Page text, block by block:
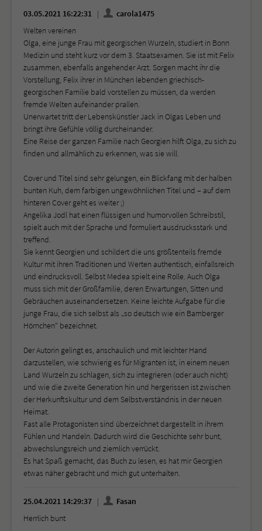
03.05.2021 16:22:31
carola1475
Welten vereinen
Olga, eine junge Frau mit georgischen Wurzeln, studiert in Bonn
Medizin und steht kurz vor dem 3. Staatsexamen. Sie ist mit Felix
zusammen, ebenfalls angehender Arzt. Sorgen macht ihr die
Vorstellung, Felix ihrer in München lebenden griechisch-
georgischen Familie bald vorstellen zu müssen, da werden
fremde Welten aufeinander prallen.
Unerwartet tritt der Lebenskünstler Jack in Olgas Leben und
bringt ihre Gefühle völlig durcheinander.
Eine Reise der ganzen Familie nach Georgien hilft Olga, zu sich zu
finden und allmählich zu erkennen, was sie will.
Cover und Titel sind sehr gelungen, ein Blickfang mit der halben
bunten Kuh, dem farbigen ungewöhnlichen Titel und – auf dem
hinteren Cover geht es weiter ;)
Angelika Jodl hat einen flüssigen und humorvollen Schreibstil,
spielt auch mit der Sprache und formuliert ausdrucksstark und
treffend.
Sie kennt Georgien und schildert die uns größtenteils fremde
Kultur mit ihren Traditionen und Werten authentisch, einfallsreich
und eindrucksvoll. Selbst Medea spielt eine Rolle. Auch Olga
muss sich mit der Großfamilie, deren Erwartungen, Sitten und
Gebräuchen auseinandersetzen. Keine leichte Aufgabe für die
junge Frau, die sich selbst als „so deutsch wie ein Bamberger
Hörnchen“ bezeichnet.
Der Autorin gelingt es, anschaulich und mit leichter Hand
darzustellen, wie schwierig es für Migranten ist, in einem neuen
Land Wurzeln zu schlagen, sich zu integrieren (oder auch nicht)
und wie die zweite Generation hin und hergerissen ist zwischen
der Herkunftskultur und dem Selbstverständnis in der neuen
Heimat.
Fast alle Protagonisten sind überzeichnet dargestellt in ihrem
Fühlen und Handeln. Dadurch wird die Geschichte sehr bunt,
abwechslungsreich und ziemlich verrückt.
Es hat Spaß gemacht, das Buch zu lesen, es hat mir Georgien
etwas näher gebracht und mich gut unterhalten.
25.04.2021 14:29:37
Fasan
Herrlich bunt